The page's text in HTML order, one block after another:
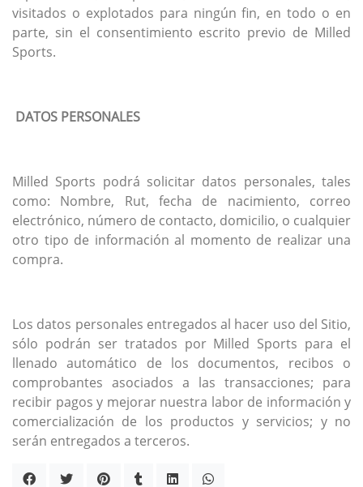
visitados o explotados para ningún fin, en todo o en
parte, sin el consentimiento escrito previo de Milled
Sports.
DATOS PERSONALES
Milled Sports podrá solicitar datos personales, tales
como: Nombre, Rut, fecha de nacimiento, correo
electrónico, número de contacto, domicilio, o cualquier
otro tipo de información al momento de realizar una
compra.
Los datos personales entregados al hacer uso del Sitio,
sólo podrán ser tratados por Milled Sports para el
llenado automático de los documentos, recibos o
comprobantes asociados a las transacciones; para
recibir pagos y mejorar nuestra labor de información y
comercialización de los productos y servicios; y no
serán entregados a terceros.